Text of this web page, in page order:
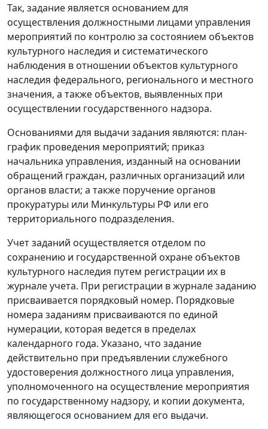
Так, задание является основанием для
осуществления должностными лицами управления
мероприятий по контролю за состоянием объектов
культурного наследия и систематического
наблюдения в отношении объектов культурного
наследия федерального, регионального и местного
значения, а также объектов, выявленных при
осуществлении государственного надзора.
Основаниями для выдачи задания являются: план-
график проведения мероприятий; приказ
начальника управления, изданный на основании
обращений граждан, различных организаций или
органов власти; а также поручение органов
прокуратуры или Минкультуры РФ или его
территориального подразделения.
Учет заданий осуществляется отделом по
сохранению и государственной охране объектов
культурного наследия путем регистрации их в
журнале учета. При регистрации в журнале заданию
присваивается порядковый номер. Порядковые
номера заданиям присваиваются по единой
нумерации, которая ведется в пределах
календарного года. Указано, что задание
действительно при предъявлении служебного
удостоверения должностного лица управления,
уполномоченного на осуществление мероприятия
по государственному надзору, и копии документа,
являющегося основанием для его выдачи.